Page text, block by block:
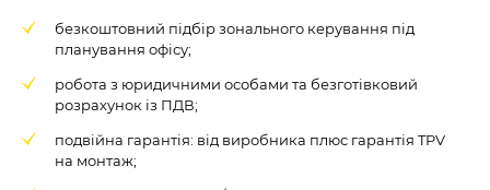
безкоштовний підбір зонального керування під
планування офісу;
робота з юридичними особами та безготівковий
розрахунок із ПДВ;
подвійна гарантія: від виробника плюс гарантія TPV
на монтаж;